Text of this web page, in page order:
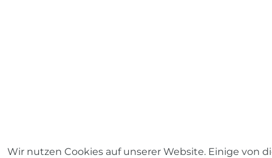
Wir nutzen Cookies auf unserer Website. Einige von